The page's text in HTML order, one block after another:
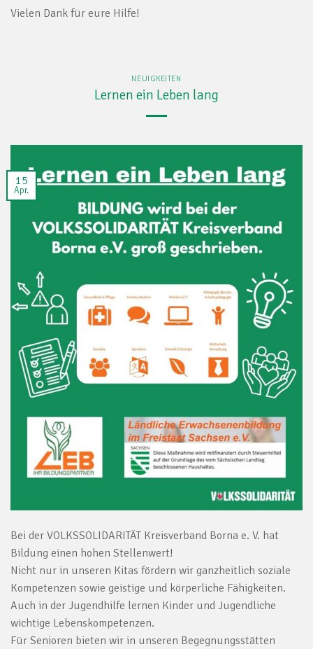
Vielen Dank für eure Hilfe!
NEUIGKEITEN
Lernen ein Leben lang
15
Apr.
Bei der VOLKSSOLIDARITÄT Kreisverband Borna e. V. hat
Bildung einen hohen Stellenwert!
Nicht nur in unseren Kitas fördern wir ganzheitlich soziale
Kompetenzen sowie geistige und körperliche Fähigkeiten.
Auch in der Jugendhilfe lernen Kinder und Jugendliche
wichtige Lebenskompetenzen.
Für Senioren bieten wir in unseren Begegnungsstätten